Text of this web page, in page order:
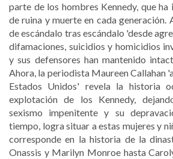
parte de los hombres Kennedy, que
de ruina y muerte en cada generación.
de escándalo tras escándalo 'desde
difamaciones, suicidios y homicidios
y sus defensores han mantenido
Ahora, la periodista Maureen Callahan
Estados Unidos' revela la historia
explotación de los Kennedy,
sexismo impenitente y su
tiempo, logra situar a estas mujeres y
corresponde en la historia de la
Onassis y Marilyn Monroe hasta